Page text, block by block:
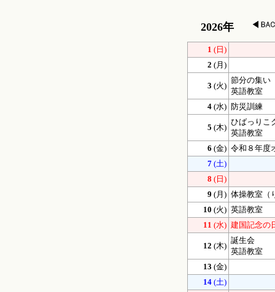
2026年
1 (日)
2 (月)
3 (火)
節分の集い
英語教室
4 (水) 防災訓練
5 (木)
ひばっりこ
英語教室
6 (金) 令和８年度
7 (土)
8 (日)
9 (月) 体操教室（
10 (火) 英語教室
11 (水) 建国記念の
12 (木)
誕生会
英語教室
13 (金)
14 (土)